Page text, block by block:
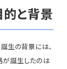
と背景
生の背景には、
が誕生したのは